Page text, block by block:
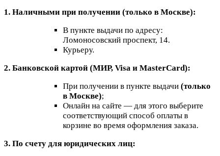
1. Наличными при получении (только в Москве):
В пункте выдачи по адресу:
Ломоносовский проспект, 14.
Курьеру.
2. Банковской картой (МИР, Visa и MasterCard):
При получении в пункте выдачи (только
в Москве);
Онлайн на сайте — для этого выберите
соответствующий способ оплаты в
корзине во время оформления заказа.
3. По счету для юридических лиц: